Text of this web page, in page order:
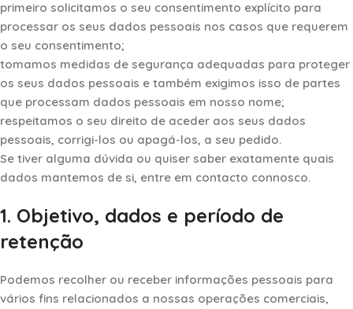
primeiro solicitamos o seu consentimento explícito para
processar os seus dados pessoais nos casos que requerem
o seu consentimento;
tomamos medidas de segurança adequadas para proteger
os seus dados pessoais e também exigimos isso de partes
que processam dados pessoais em nosso nome;
respeitamos o seu direito de aceder aos seus dados
pessoais, corrigi-los ou apagá-los, a seu pedido.
Se tiver alguma dúvida ou quiser saber exatamente quais
dados mantemos de si, entre em contacto connosco.
1. Objetivo, dados e período de
retenção
Podemos recolher ou receber informações pessoais para
vários fins relacionados a nossas operações comerciais,